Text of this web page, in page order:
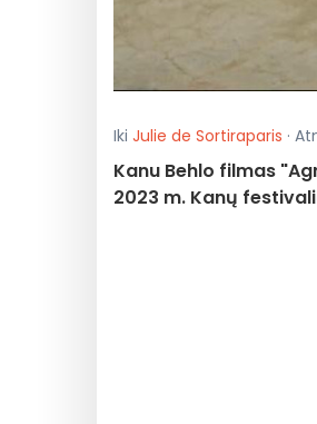
Iki Julie de Sortiraparis ·
Kanu Behlo filmas
2023 m. Kanų